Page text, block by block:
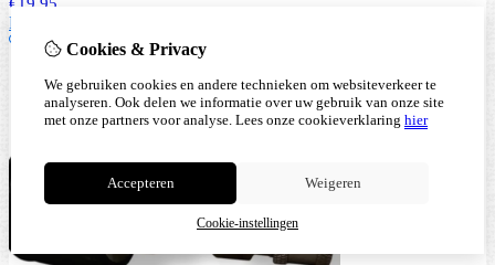
Bestellen
Cookies & Privacy
We gebruiken cookies en andere technieken om websiteverkeer te
analyseren. Ook delen we informatie over uw gebruik van onze site
met onze partners voor analyse. Lees onze cookieverklaring hier
Accepteren Weigeren
Cookie-instellingen